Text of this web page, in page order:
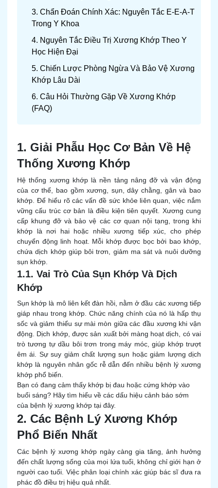
3. Chẩn Đoán Chính Xác: Nguyên Tắc E-E-A-T
Trong Y Khoa
4. Nguyên Tắc Điều Trị Xương Khớp Theo Y
Học Hiện Đại
5. Chiến Lược Phòng Ngừa Và Bảo Vệ Xương
Khớp Lâu Dài
6. Câu Hỏi Thường Gặp Về Xương Khớp
(FAQ)
1. Giải Phẫu Học Cơ Bản Về Hệ
Thống Xương Khớp
Hệ thống xương khớp là nền tảng nâng đỡ và vận động
của cơ thể, bao gồm xương, sụn, dây chằng, gân và bao
khớp. Để hiểu rõ các vấn đề sức khỏe liên quan, việc nắm
vững cấu trúc cơ bản là điều kiện tiên quyết. Xương cung
cấp khung đỡ và bảo vệ các cơ quan nội tạng, trong khi
khớp là nơi hai hoặc nhiều xương tiếp xúc, cho phép
chuyển động linh hoạt. Mỗi khớp được bọc bởi bao khớp,
chứa dịch khớp giúp bôi trơn, giảm ma sát và nuôi dưỡng
sụn khớp.
1.1. Vai Trò Của Sụn Khớp Và Dịch
Khớp
Sụn khớp là mô liên kết đàn hồi, nằm ở đầu các xương tiếp
giáp nhau trong khớp. Chức năng chính của nó là hấp thụ
sốc và giảm thiểu sự mài mòn giữa các đầu xương khi vận
động. Dịch khớp, được sản xuất bởi màng hoạt dịch, có vai
trò tương tự dầu bôi trơn trong máy móc, giúp khớp trượt
êm ái. Sự suy giảm chất lượng sụn hoặc giảm lượng dịch
khớp là nguyên nhân gốc rễ dẫn đến nhiều bệnh lý xương
khớp phổ biến.
Bạn có đang cảm thấy khớp bị đau hoặc cứng khớp vào
buổi sáng? Hãy tìm hiểu về các dấu hiệu cảnh báo sớm
của bệnh lý xương khớp tại đây.
2. Các Bệnh Lý Xương Khớp
Phổ Biến Nhất
Các bệnh lý xương khớp ngày càng gia tăng, ảnh hưởng
đến chất lượng sống của mọi lứa tuổi, không chỉ giới hạn ở
người cao tuổi. Việc phân loại chính xác giúp bác sĩ đưa ra
phác đồ điều trị hiệu quả nhất.